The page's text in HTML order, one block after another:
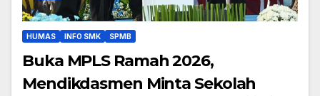
HUMAS INFO SMK SPMB
Buka MPLS Ramah 2026,
Mendikdasmen Minta Sekolah